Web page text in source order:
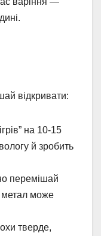
відкривати:
на 10-15
й зробить
перемішай
може
тверде,